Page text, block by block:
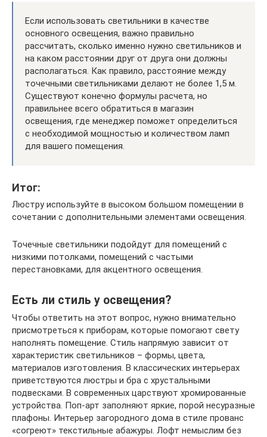
Если использовать светильники в качестве
основного освещения, важно правильно
рассчитать, сколько именно нужно светильников и
на каком расстоянии друг от друга они должны
располагаться. Как правило, расстояние между
точечными светильниками делают не более 1,5 м.
Существуют конечно формулы расчета, но
правильнее всего обратиться в магазин
освещения, где менеджер поможет определиться
с необходимой мощностью и количеством ламп
для вашего помещения.
Итог:
Люстру используйте в высоком большом помещении в
сочетании с дополнительными элементами освещения.
Точечные светильники подойдут для помещений с
низкими потолками, помещений с частыми
перестановками, для акцентного освещения.
Есть ли стиль у освещения?
Чтобы ответить на этот вопрос, нужно внимательно
присмотреться к приборам, которые помогают свету
наполнять помещение. Стиль напрямую зависит от
характеристик светильников – формы, цвета,
материалов изготовления. В классических интерьерах
приветствуются люстры и бра с хрустальными
подвесками. В современных царствуют хромированные
устройства. Поп-арт заполняют яркие, порой несуразные
плафоны. Интерьер загородного дома в стиле прованс
«согреют» текстильные абажуры. Лофт немыслим без